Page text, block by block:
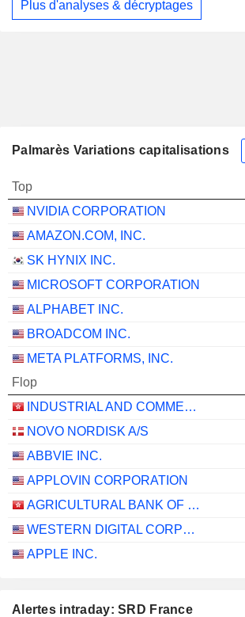
Plus d'analyses & décryptages
Palmarès Variations capitalisations
Top
NVIDIA CORPORATION
AMAZON.COM, INC.
SK HYNIX INC.
MICROSOFT CORPORATION
ALPHABET INC.
BROADCOM INC.
META PLATFORMS, INC.
Flop
INDUSTRIAL AND COMMERCIAL BANK OF CHINA LIMITED
NOVO NORDISK A/S
ABBVIE INC.
APPLOVIN CORPORATION
AGRICULTURAL BANK OF CHINA LIMITED
WESTERN DIGITAL CORPORATION
APPLE INC.
Alertes intraday: SRD France